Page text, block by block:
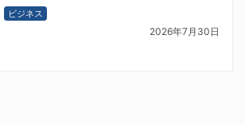
ビジネス
2026年7月30日